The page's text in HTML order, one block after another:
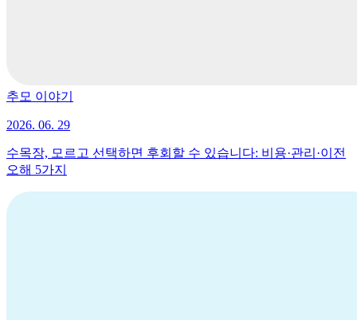
추모 이야기
2026. 06. 29
수목장, 모르고 선택하면 후회할 수 있습니다: 비용·관리·이전
오해 5가지